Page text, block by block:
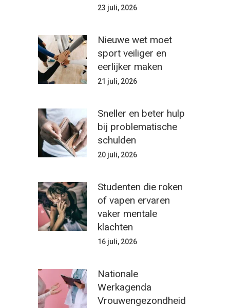
23 juli, 2026
Nieuwe wet moet
sport veiliger en
eerlijker maken
21 juli, 2026
Sneller en beter hulp
bij problematische
schulden
20 juli, 2026
Studenten die roken
of vapen ervaren
vaker mentale
klachten
16 juli, 2026
Nationale
Werkagenda
Vrouwengezondheid